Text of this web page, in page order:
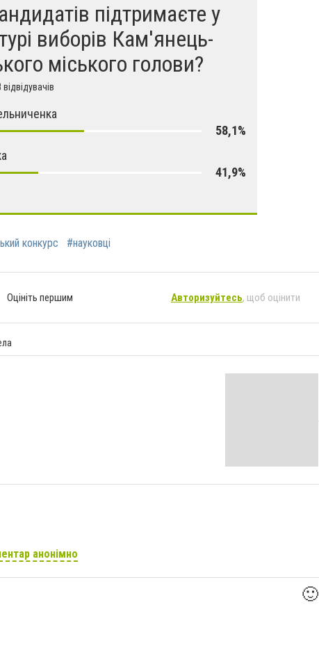
підтримаєте у
виборів Кам'янець-
міського голови?
58,1%
41,9%
конкурс #науковці
Оцініть першим Авторизуйтесь, щоб оцінити
анонімно
🙂